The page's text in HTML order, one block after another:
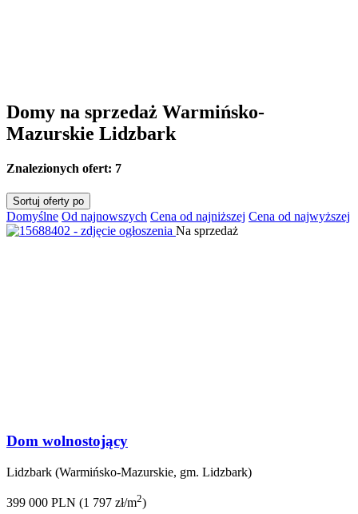
Domy na sprzedaż Warmińsko-
Mazurskie Lidzbark
Znalezionych ofert: 7
Sortuj oferty po
Domyślne Od najnowszych Cena od najniższej Cena od najwyższej
Na sprzedaż
Dom wolnostojący
Lidzbark (Warmińsko-Mazurskie, gm. Lidzbark)
399 000 PLN (1 797 zł/m2)